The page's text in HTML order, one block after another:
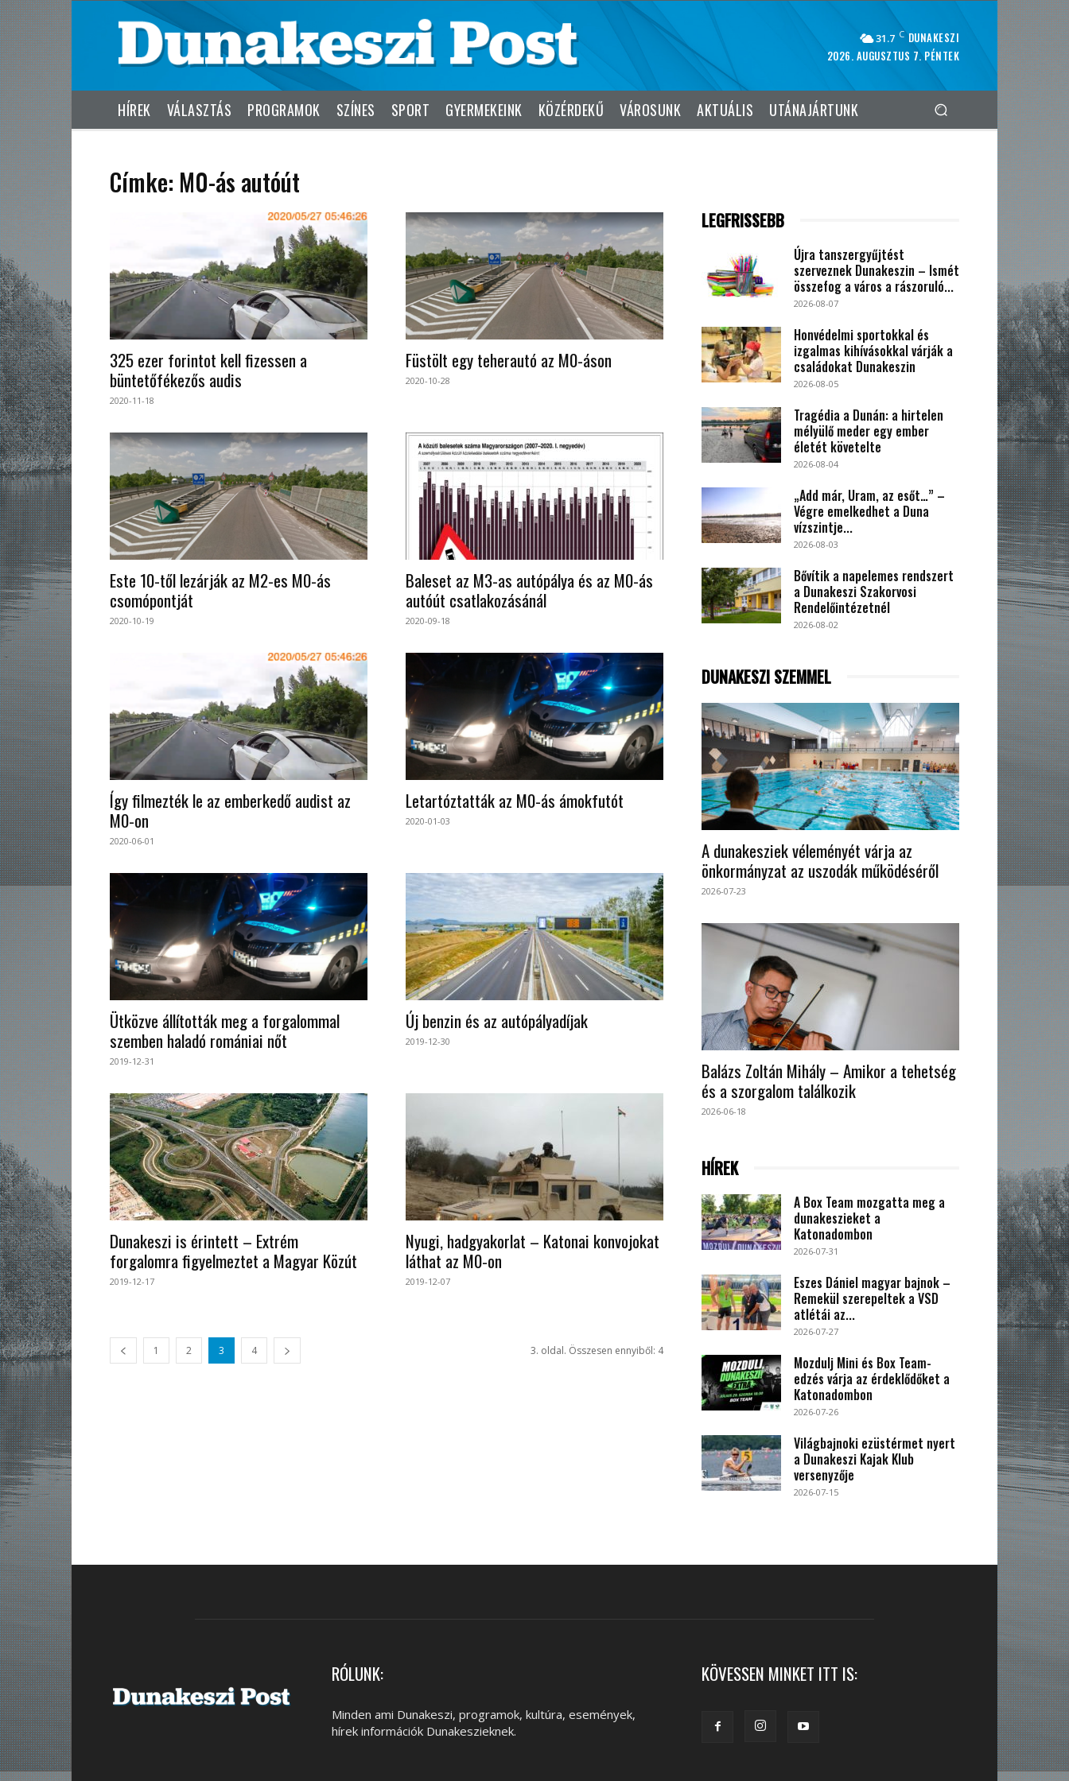
31.7 C DUNAKESZI
2026. AUGUSZTUS 7. PÉNTEK
HÍREK VÁLASZTÁS PROGRAMOK SZÍNES SPORT GYERMEKEINK KÖZÉRDEKŰ VÁROSUNK AKTUÁLIS UTÁNAJÁRTUNK
Címke: M0-ás autóút
325 ezer forintot kell fizessen a
büntetőfékezős audis
2020-11-18
Füstölt egy teherautó az M0-áson
2020-10-28
Este 10-től lezárják az M2-es M0-ás
csomópontját
2020-10-19
Baleset az M3-as autópálya és az M0-ás
autóút csatlakozásánál
2020-09-18
Így filmezték le az emberkedő audist az
M0-on
2020-06-01
Letartóztatták az M0-ás ámokfutót
2020-01-03
Ütközve állították meg a forgalommal
szemben haladó romániai nőt
2019-12-31
Új benzin és az autópályadíjak
2019-12-30
Dunakeszi is érintett – Extrém
forgalomra figyelmeztet a Magyar Közút
2019-12-17
Nyugi, hadgyakorlat – Katonai konvojokat
láthat az M0-on
2019-12-07
1 2 3 4 3. oldal. Összesen ennyiből: 4
LEGFRISSEBB
Újra tanszergyűjtést
szerveznek Dunakeszin – Ismét
összefog a város a rászoruló...
2026-08-07
Honvédelmi sportokkal és
izgalmas kihívásokkal várják a
családokat Dunakeszin
2026-08-05
Tragédia a Dunán: a hirtelen
mélyülő meder egy ember
életét követelte
2026-08-04
„Add már, Uram, az esőt…” –
Végre emelkedhet a Duna
vízszintje...
2026-08-03
Bővítik a napelemes rendszert
a Dunakeszi Szakorvosi
Rendelőintézetnél
2026-08-02
DUNAKESZI SZEMMEL
A dunakesziek véleményét várja az
önkormányzat az uszodák működéséről
2026-07-23
Balázs Zoltán Mihály – Amikor a tehetség
és a szorgalom találkozik
2026-06-18
HÍREK
A Box Team mozgatta meg a
dunakeszieket a
Katonadombon
2026-07-31
Eszes Dániel magyar bajnok –
Remekül szerepeltek a VSD
atlétái az...
2026-07-27
Mozdulj Mini és Box Team-
edzés várja az érdeklődőket a
Katonadombon
2026-07-26
Világbajnoki ezüstérmet nyert
a Dunakeszi Kajak Klub
versenyzője
2026-07-15
RÓLUNK:
Minden ami Dunakeszi, programok, kultúra, események,
hírek információk Dunakeszieknek.
KÖVESSEN MINKET ITT IS: